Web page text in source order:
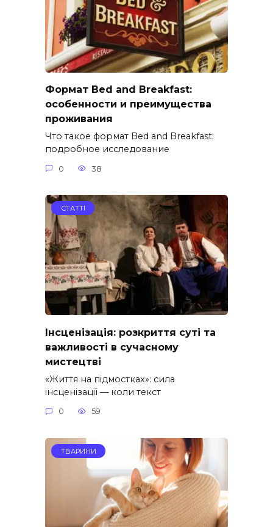
Формат Bed and Breakfast:
особенности и преимущества
проживания
Что такое формат Bed and Breakfast:
подробное исследование
0 38
СТАТТІ
Інсценізація: розкриття суті та
важливості в сучасному
мистецтві
«Життя на підмостках»: сила
інсценізації — коли текст
0 59
ТВАРИНИ